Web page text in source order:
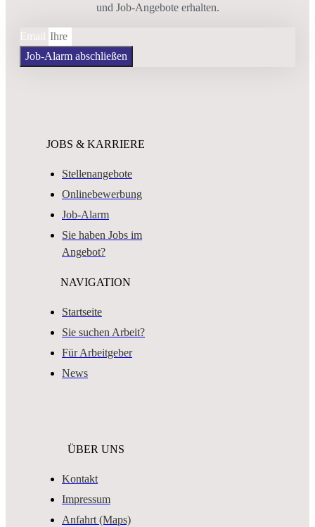
und Job-Angebote erhalten.
Email
Job-Alarm abschließen
JOBS & KARRIERE
Stellenangebote
Onlinebewerbung
Job-Alarm
Sie haben Jobs im
Angebot?
NAVIGATION
Startseite
Sie suchen Arbeit?
Für Arbeitgeber
News
ÜBER UNS
Kontakt
Impressum
Anfahrt (Maps)